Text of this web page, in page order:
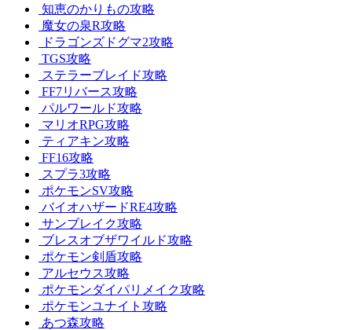
知恵のかりもの攻略
魔女の泉R攻略
ドラゴンズドグマ2攻略
TGS攻略
ステラーブレイド攻略
FF7リバース攻略
パルワールド攻略
マリオRPG攻略
ティアキン攻略
FF16攻略
スプラ3攻略
ポケモンSV攻略
バイオハザードRE4攻略
サンブレイク攻略
ブレスオブザワイルド攻略
ポケモン剣盾攻略
アルセウス攻略
ポケモンダイパリメイク攻略
ポケモンユナイト攻略
あつ森攻略